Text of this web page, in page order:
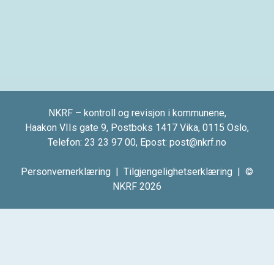
NKRF – kontroll og revisjon i kommunene,
Haakon VIIs gate 9, Postboks 1417 Vika, 0115 Oslo,
Telefon: 23 23 97 00, Epost: post@nkrf.no
Personvernerklæring | Tilgjengelighetserklæring | ©
NKRF 2026